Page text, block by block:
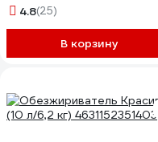
Нефрас 5 л ZLK05284
4.8(25)
В корзину